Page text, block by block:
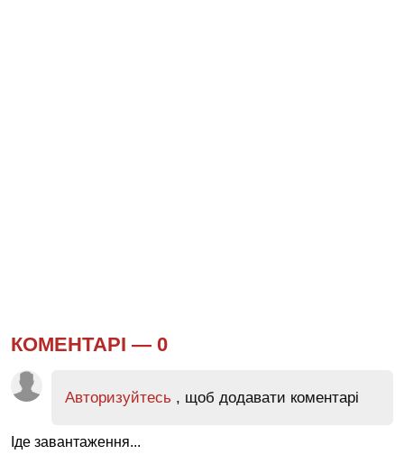
КОМЕНТАРІ — 0
Авторизуйтесь , щоб додавати коментарі
Іде завантаження...